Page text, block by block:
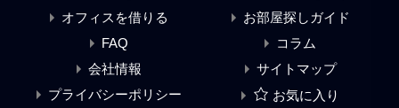
オフィスを借りる
お部屋探しガイド
FAQ
コラム
会社情報
サイトマップ
プライバシーポリシー
お気に入り